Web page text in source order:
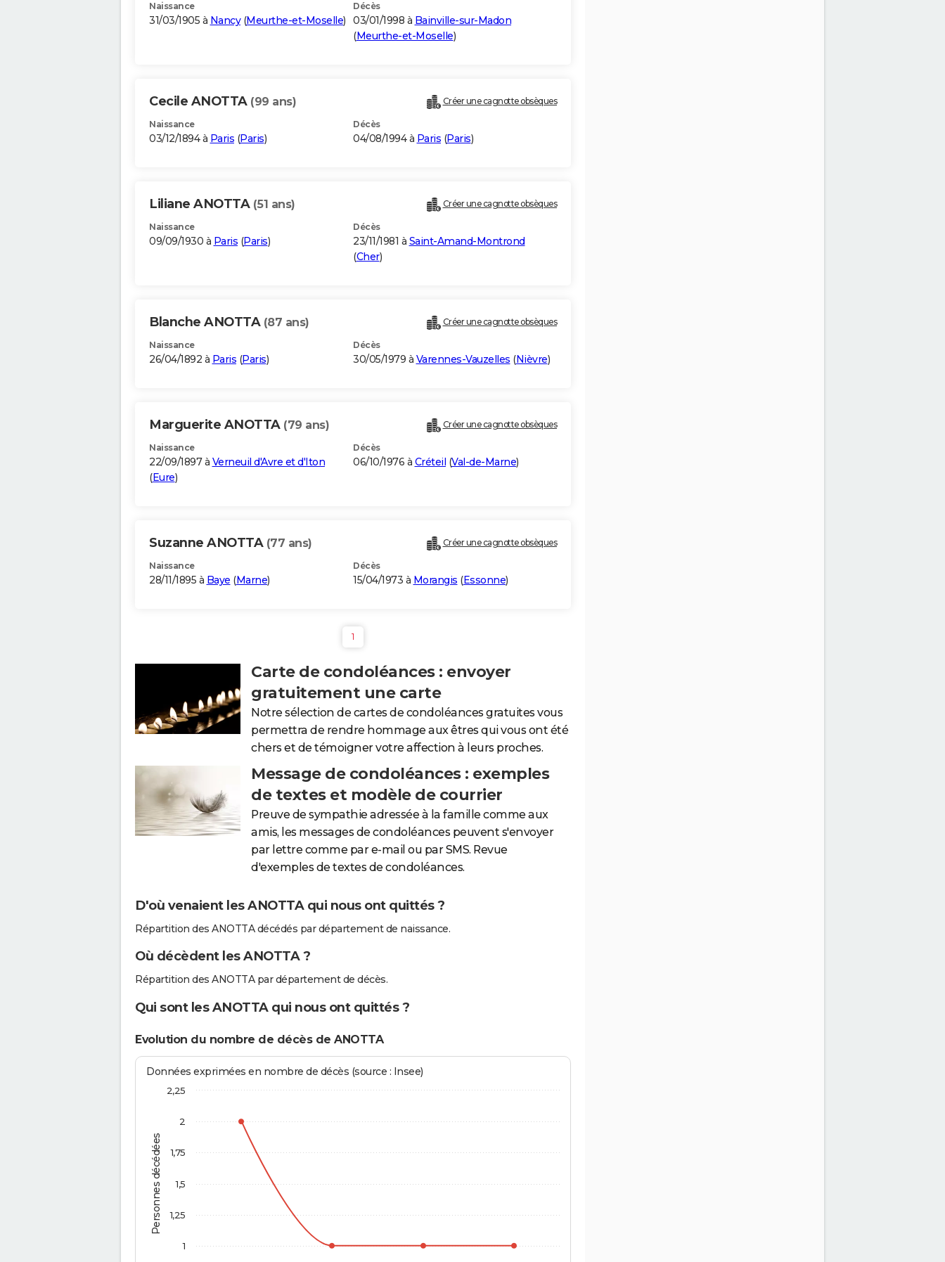
Naissance
31/03/1905 à Nancy(Meurthe-et-Moselle)
Décès
03/01/1998 à Bainville-sur-Madon
(Meurthe-et-Moselle)
Cecile ANOTTA (99 ans) Créer une cagnotte obsèques
Naissance
03/12/1894 à Paris (Paris)
Décès
04/08/1994 à Paris (Paris)
Liliane ANOTTA (51 ans) Créer une cagnotte obsèques
Naissance
09/09/1930 à Paris (Paris)
Décès
23/11/1981 à Saint-Amand-Montrond
(Cher)
Blanche ANOTTA (87 ans) Créer une cagnotte obsèques
Naissance
26/04/1892 à Paris (Paris)
Décès
30/05/1979 à Varennes-Vauzelles (Nièvre)
Marguerite ANOTTA (79 ans) Créer une cagnotte obsèques
Naissance
22/09/1897 à Verneuil d'Avre et d'Iton
(Eure)
Décès
06/10/1976 à Créteil (Val-de-Marne)
Suzanne ANOTTA (77 ans) Créer une cagnotte obsèques
Naissance
28/11/1895 à Baye (Marne)
Décès
15/04/1973 à Morangis (Essonne)
1
Carte de condoléances : envoyer
gratuitement une carte
Notre sélection de cartes de condoléances gratuites vous
permettra de rendre hommage aux êtres qui vous ont été
chers et de témoigner votre affection à leurs proches.
Message de condoléances : exemples
de textes et modèle de courrier
Preuve de sympathie adressée à la famille comme aux
amis, les messages de condoléances peuvent s'envoyer
par lettre comme par e-mail ou par SMS. Revue
d'exemples de textes de condoléances.
D'où venaient les ANOTTA qui nous ont quittés ?
Répartition des ANOTTA décédés par département de naissance.
Où décèdent les ANOTTA ?
Répartition des ANOTTA par département de décès.
Qui sont les ANOTTA qui nous ont quittés ?
Evolution du nombre de décès de ANOTTA
Personnes décédées
Données exprimées en nombre de décès (source : Insee)
1
1,25
1,5
1,75
2
2,25